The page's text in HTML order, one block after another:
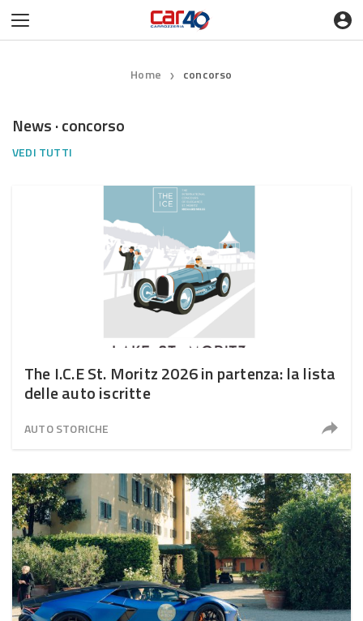
Home ❯ concorso
News · concorso
VEDI TUTTI
The I.C.E St. Moritz 2026 in partenza: la lista
delle auto iscritte
AUTO STORICHE